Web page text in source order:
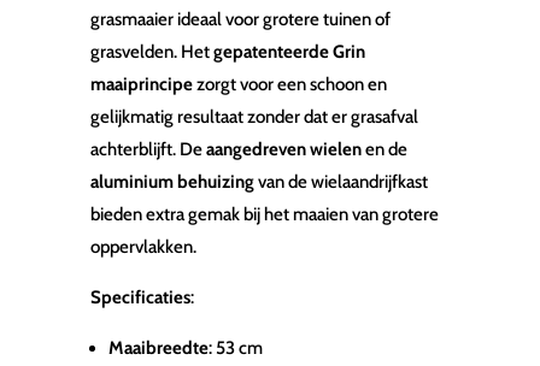
grasmaaier ideaal voor grotere tuinen of
grasvelden. Hetgepatenteerde Grin
maaiprincipezorgt voor een schoon en
gelijkmatig resultaat zonder dat er grasafval
achterblijft. Deaangedreven wielenen de
aluminium behuizingvan de wielaandrijfkast
bieden extra gemak bij het maaien van grotere
oppervlakken.
Specificaties:
Maaibreedte: 53 cm